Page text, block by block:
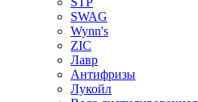
SWAG
Wynn's
ZIC
Лавр
Антифризы
Лукойл